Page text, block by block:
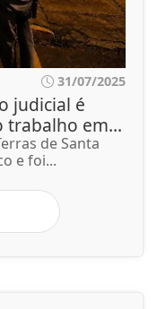
31/07/2025
judicial é
trabalho em...
de Santa
e foi...